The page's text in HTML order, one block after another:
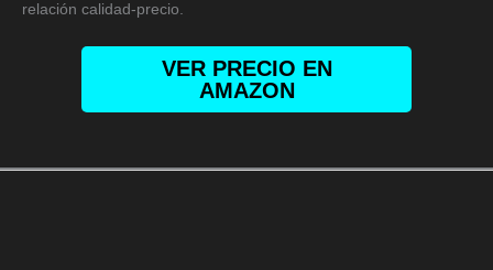
relación calidad-precio.
VER PRECIO EN
AMAZON